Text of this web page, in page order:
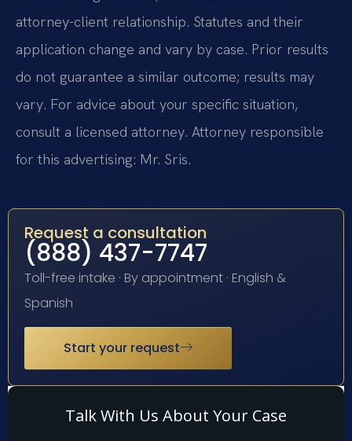
attorney-client relationship. Statutes and their
application change and vary by case. Prior results
do not guarantee a similar outcome; results may
vary. For advice about your specific situation,
consult a licensed attorney. Attorney responsible
for this advertising: Mr. Sris.
Request a consultation
(888) 437-7747
Toll-free intake · By appointment · English &
Spanish
Start your request